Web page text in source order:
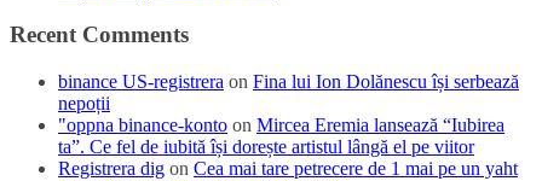
Recent Comments
binance US-registrera on Fina lui Ion Dolănescu își serbează
nepoții
"oppna binance-konto on Mircea Eremia lansează “Iubirea
ta”. Ce fel de iubită își dorește artistul lângă el pe viitor
Registrera dig on Cea mai tare petrecere de 1 mai pe un yaht